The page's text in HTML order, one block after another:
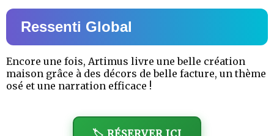
Ressenti Global
Encore une fois, Artimus livre une belle création
maison grâce à des décors de belle facture, un thème
osé et une narration efficace !
🏷️ RÉSERVER ICI